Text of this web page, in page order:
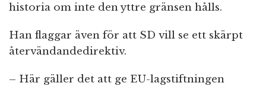
historia om inte den yttre gränsen hålls.
Han flaggar även för att SD vill se ett skärpt
återvändandedirektiv.
– Här gäller det att ge EU-lagstiftningen